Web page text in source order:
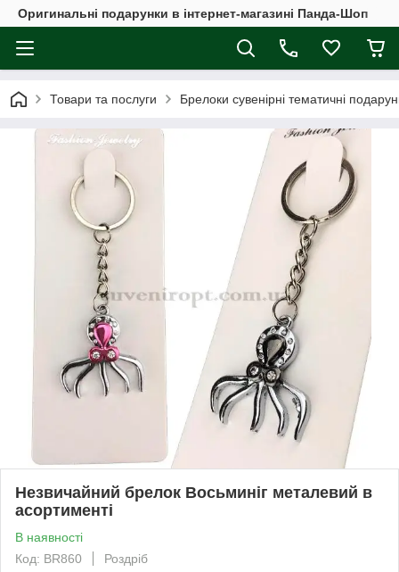
Оригинальні подарунки в інтернет-магазині Панда-Шоп
Товари та послуги Брелоки сувенірні тематичні
Незвичайний брелок Восьминіг металевий в
асортименті
В наявності
Код: BR860
Роздріб